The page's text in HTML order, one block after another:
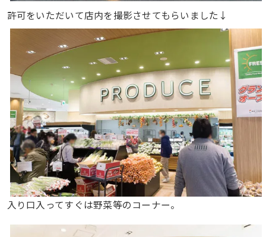
許可をいただいて店内を撮影させてもらいました↓
入り口入ってすぐは野菜等のコーナー。